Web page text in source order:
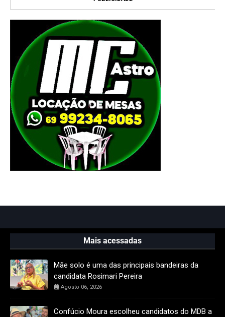
Mais acessadas
Mãe solo é uma das principais bandeiras da
candidata Rosimari Pereira
Agosto 06, 2026
Confúcio Moura escolheu candidatos do MDB a